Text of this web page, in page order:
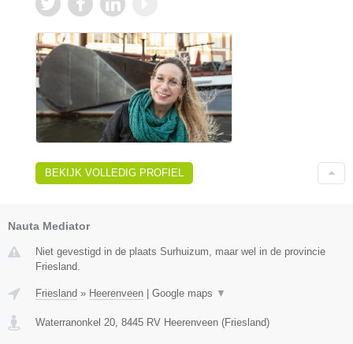
BEKIJK VOLLEDIG PROFIEL
Nauta Mediator
Niet gevestigd in de plaats Surhuizum, maar wel in de provincie
Friesland.
Friesland » Heerenveen Google maps ▼
Waterranonkel 20 8445 RV Heerenveen (Friesland)